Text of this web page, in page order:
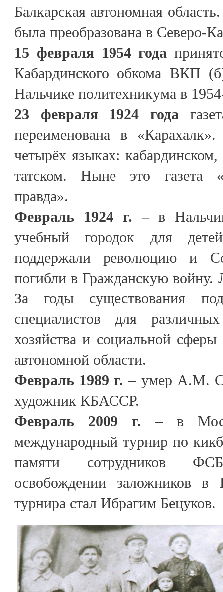
Балкарская автономная
была преобразована в Северо-
15 февраля 1954 года
Кабардинского обкома ВКП
Нальчике политехникума в
23 февраля 1924 года
переименована в «Карахалк».
четырёх языках:
татском. Ныне это газета
правда».
Февраль 1924 г.– в
учебный городок для
поддержали революцию и
погибли в Гражданскую войну.
За годы существования
специалистов для
хозяйства и социальной сферы
автономной области.
Февраль 1989 г.– умер А.М.
художник КБАССР.
Февраль 2009 г. – в
международный турнир по
памяти сотрудников
освобождении заложников в
турнира стал Ибрагим Бецуков.